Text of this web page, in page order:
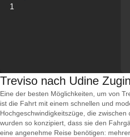
1
Treviso nach Udine
Eine der besten Möglichkeiten, um von
ist die Fahrt mit einem schnellen und
Hochgeschwindigkeitszüge, die zwischen
wurden so konzipiert, dass sie den
eine angenehme Reise benötigen: